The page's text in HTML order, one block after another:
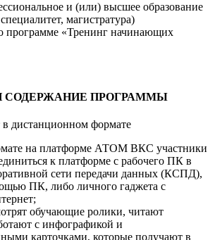
и (или) высшее образование
магистратура)
программе «Тренинг начинающих
СОДЕРЖАНИЕ ПРОГРАММЫ
дистанционном формате
на платформе АТОМ ВКС участники
к платформе с рабочего ПК в
сети передачи данных (КСПД),
ПК, либо личного гаджета с
обучающие ролики, читают
с инфографикой и
карточками, которые получают в